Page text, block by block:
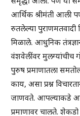
आर्थिक श्रीमंती आली
रुतलेल्या पुराणमतवादी
मिळाले. आधुनिक
वंशवेलींवर मुलग्यांचीच
पुरुष प्रमाणातला
काय, असा प्रश्न
जाणवते. आपल्याकडे
प्रमाणावर चालते.